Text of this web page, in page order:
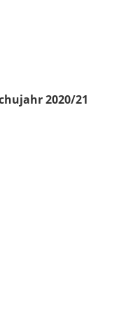
2020/21